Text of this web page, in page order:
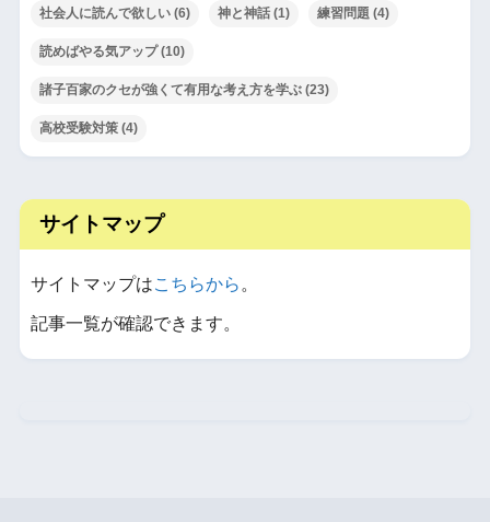
社会人に読んで欲しい(6) 神と神話(1) 練習問題 (4)
読めばやる気アップ(10)
諸子百家のクセが強くて有用な考え方を学ぶ(23)
高校受験対策(4)
サイトマップ
サイトマップはこちらから 。
記事一覧が確認できます。